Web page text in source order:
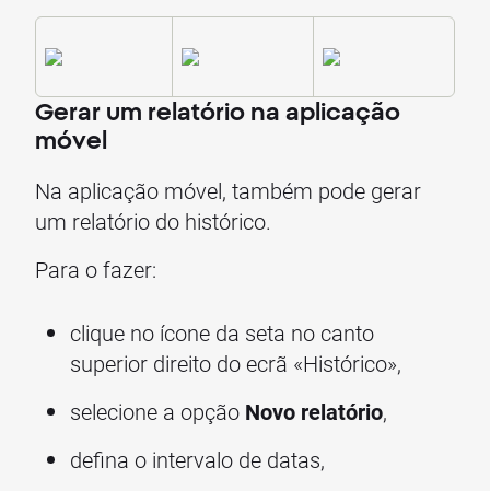
Gerar um relatório na aplicação
móvel
Na aplicação móvel, também pode gerar
um relatório do histórico.
Para o fazer:
clique no ícone da seta no canto
superior direito do ecrã «Histórico»,
selecione a opção Novo relatório,
defina o intervalo de datas,